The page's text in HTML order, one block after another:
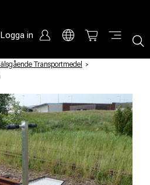
Logga in
Transportmedel
/